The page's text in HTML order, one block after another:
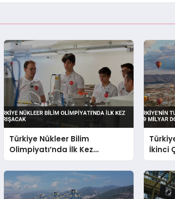
Türkiye Nükleer Bilim
Olimpiyatı’nda İlk Kez
Yarışacak
İkinci